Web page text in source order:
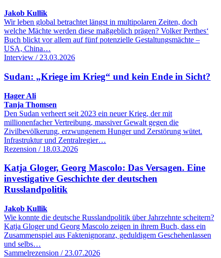
Jakob Kullik
Wir leben global betrachtet längst in multipolaren Zeiten, doch
welche Mächte werden diese maßgeblich prägen? Volker Perthes‘
Buch blickt vor allem auf fünf potenzielle Gestaltungsmächte –
USA, China…
Interview / 23.03.2026
Sudan: „Kriege im Krieg“ und kein Ende in Sicht?
Hager Ali
Tanja Thomsen
Den Sudan verheert seit 2023 ein neuer Krieg, der mit
millionenfacher Vertreibung, massiver Gewalt gegen die
Zivilbevölkerung, erzwungenem Hunger und Zerstörung wütet.
Infrastruktur und Zentralregier…
Rezension / 18.03.2026
Katja Gloger, Georg Mascolo: Das Versagen. Eine
investigative Geschichte der deutschen
Russlandpolitik
Jakob Kullik
Wie konnte die deutsche Russlandpolitik über Jahrzehnte scheitern?
Katja Gloger und Georg Mascolo zeigen in ihrem Buch, dass ein
Zusammenspiel aus Faktenignoranz, geduldigem Geschehenlassen
und selbs…
Sammelrezension / 23.07.2026